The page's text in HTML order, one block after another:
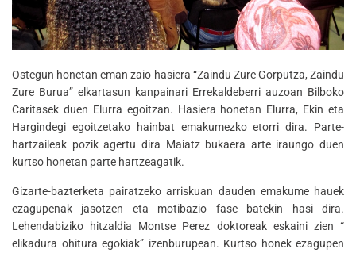
Ostegun honetan eman zaio hasiera “Zaindu Zure Gorputza, Zaindu
Zure Burua” elkartasun kanpainari Errekaldeberri auzoan Bilboko
Caritasek duen Elurra egoitzan. Hasiera honetan Elurra, Ekin eta
Hargindegi egoitzetako hainbat emakumezko etorri dira. Parte-
hartzaileak pozik agertu dira Maiatz bukaera arte iraungo duen
kurtso honetan parte hartzeagatik.
Gizarte-bazterketa pairatzeko arriskuan dauden emakume hauek
ezagupenak jasotzen eta motibazio fase batekin hasi dira.
Lehendabiziko hitzaldia Montse Perez doktoreak eskaini zien “
elikadura ohitura egokiak” izenburupean. Kurtso honek ezagupen